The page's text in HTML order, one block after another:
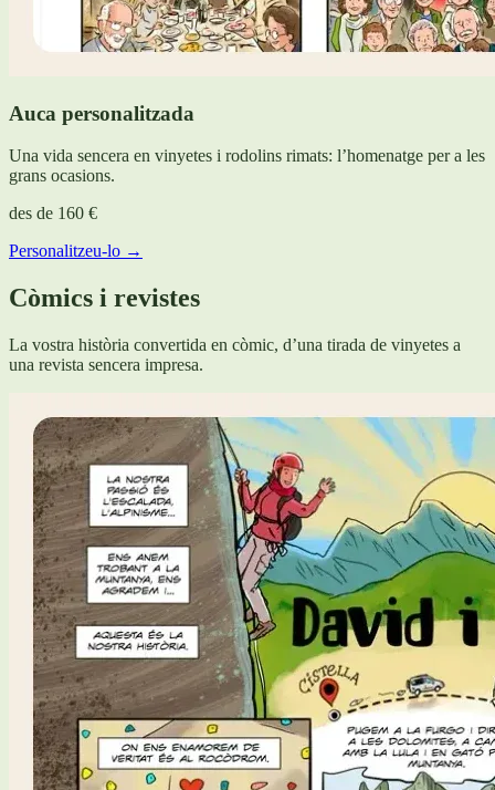
Auca personalitzada
Una vida sencera en vinyetes i rodolins rimats: l’homenatge per a les
grans ocasions.
des de 160 €
Personalitzeu-lo →
Còmics i revistes
La vostra història convertida en còmic, d’una tirada de vinyetes a
una revista sencera impresa.